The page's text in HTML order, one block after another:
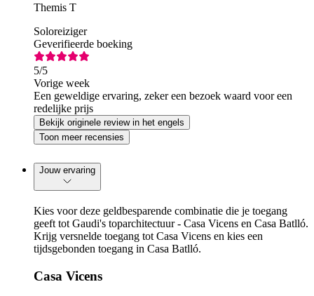
Themis T
Soloreiziger
Geverifieerde boeking
5/5
Vorige week
Een geweldige ervaring, zeker een bezoek waard voor een
redelijke prijs
Bekijk originele review in het engels
Toon meer recensies
Jouw ervaring
Kies voor deze geldbesparende combinatie die je toegang
geeft tot Gaudi's toparchitectuur - Casa Vicens en Casa Batlló.
Krijg versnelde toegang tot Casa Vicens en kies een
tijdsgebonden toegang in Casa Batlló.
Casa Vicens